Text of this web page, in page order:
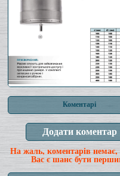
Коментарі
На жаль, коментарів немає,
Вас є шанс бути